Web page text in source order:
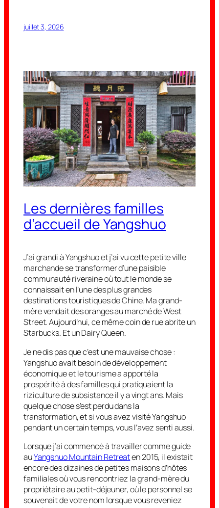
juillet 3, 2026
Les dernières familles
d’accueil de Yangshuo
J’ai grandi à Yangshuo et j’ai vu cette petite ville
marchande se transformer d’une paisible
communauté riveraine où tout le monde se
connaissait en l’une des plus grandes
destinations touristiques de Chine. Ma grand-
mère vendait des oranges au marché de West
Street. Aujourd’hui, ce même coin de rue abrite un
Starbucks. Et un Dairy Queen.
Je ne dis pas que c’est une mauvaise chose :
Yangshuo avait besoin de développement
économique et le tourisme a apporté la
prospérité à des familles qui pratiquaient la
riziculture de subsistance il y a vingt ans. Mais
quelque chose s’est perdu dans la
transformation, et si vous avez visité Yangshuo
pendant un certain temps, vous l’avez senti aussi.
Lorsque j’ai commencé à travailler comme guide
auYangshuo Mountain Retreaten 2015, il existait
encore des dizaines de petites maisons d’hôtes
familiales où vous rencontriez la grand-mère du
propriétaire au petit-déjeuner, où le personnel se
souvenait de votre nom lorsque vous reveniez